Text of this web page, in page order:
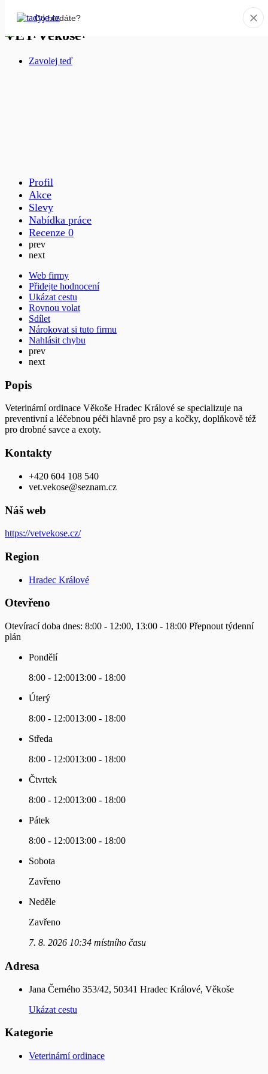
VET Věkoše
Zavolej teď
Profil
Akce
Slevy
Nabídka práce
Recenze 0
prev
next
Web firmy
Přidejte hodnocení
Ukázat cestu
Rovnou volat
Sdílet
Nárokovat si tuto firmu
Nahlásit chybu
prev
next
Popis
Veterinární ordinace Věkoše Hradec Králové se specializuje na
preventivní a léčebnou péči hlavně pro psy a kočky, doplňkově též
pro drobné savce a exoty.
Kontakty
+420 604 108 540
vet.vekose@seznam.cz
Náš web
https://vetvekose.cz/
Region
Hradec Králové
Otevřeno
Otevírací doba dnes: 8:00 - 12:00, 13:00 - 18:00 Přepnout týdenní
plán
Pondělí
8:00 - 12:0013:00 - 18:00
Úterý
8:00 - 12:0013:00 - 18:00
Středa
8:00 - 12:0013:00 - 18:00
Čtvrtek
8:00 - 12:0013:00 - 18:00
Pátek
8:00 - 12:0013:00 - 18:00
Sobota
Zavřeno
Neděle
Zavřeno
7. 8. 2026 10:34 místního času
Adresa
Jana Černého 353/42, 50341 Hradec Králové, Věkoše
Ukázat cestu
Kategorie
Veterinární ordinace